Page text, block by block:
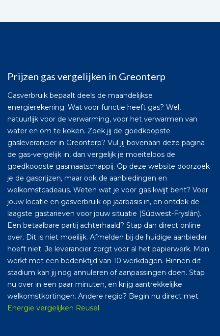
Prijzen gas vergelijken in Greonterp
Gasverbruik bepaalt deels de maandelijkse
energierekening. Wat voor functie heeft gas? Wel,
natuurlijk voor de verwarming, voor het verwarmen van
water en om te koken. Zoek jij de goedkoopste
gasleverancier in Greonterp? Vul jij bovenaan deze pagina
de gas-vergelijk in, dan vergelijk je moeiteloos de
goedkoopste gasmaatschappij. Op deze website doorzoek
je de gasprijzen, maar ook de aanbiedingen en
welkomstcadeaus. Weten wat je voor gas kwijt bent? Voer
jouw locatie en gasverbruik op jaarbasis in, en ontdek de
laagste gastarieven voor jouw situatie (Súdwest-Fryslân).
Een betaalbare partij achterhaald? Stap dan direct online
over. Dit is niet moeilijk. Afmelden bij de huidige aanbieder
hoeft niet. Je leverancier zorgt voor al het papierwerk. Men
werkt met een bedenktijd van 10 werkdagen. Binnen dit
stadium kan jij nog annuleren of aanpassingen doen. Stap
nu over in een paar minuten, en krijg aantrekkelijke
welkomstkortingen. Andere regio? Begin nu direct met
Energie vergelijken Reusel.